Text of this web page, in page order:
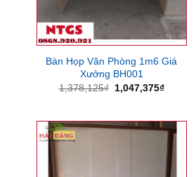
Bàn Họp Văn Phòng 1m6 Giá
Xưởng BH001
1,378,125₫ Giá
1,047,375₫Giá